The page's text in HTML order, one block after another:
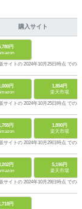
購入サイト
円
サイトの 2024年10月25日時点 での税
円
1,854円
楽天市場
サイトの 2024年10月25日時点 での税
円
1,890円
楽天市場
サイトの 2024年10月29日時点 での税
円
5,196円
楽天市場
サイトの 2024年10月29日時点 での税
円